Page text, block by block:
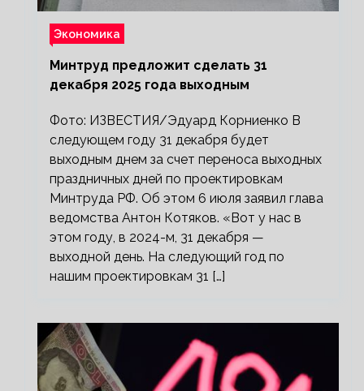
Экономика
Минтруд предложит сделать 31
декабря 2025 года выходным
Фото: ИЗВЕСТИЯ/Эдуард Корниенко В
следующем году 31 декабря будет
выходным днем за счет переноса выходных
праздничных дней по проектировкам
Минтруда РФ. Об этом 6 июля заявил глава
ведомства Антон Котяков. «Вот у нас в
этом году, в 2024-м, 31 декабря —
выходной день. На следующий год по
нашим проектировкам 31 […]